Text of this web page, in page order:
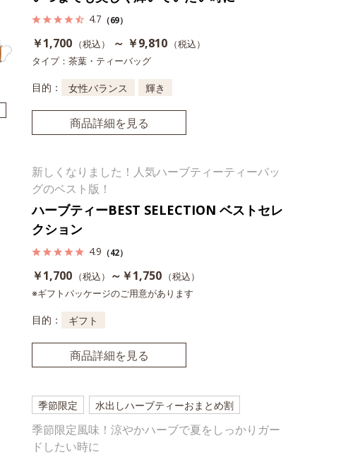
4.7 （69）
￥1,700 （税込） ～ ￥9,810 （税込）
タイプ：茶葉・ティーバッグ
目的： 女性バランス 輝き
商品詳細を見る
新しくなりました！人気ハーブティーティーバッ
グのベスト版！
ハーブティーBEST SELECTION ベストセレ
クション
4.9 （42）
￥1,700 （税込） ～￥1,750 （税込）
※ギフトパッケージのご用意があります
目的： ギフト
商品詳細を見る
季節限定 水出しハーブティーおまとめ割
季節限定風味！涼やかハーブで夏をしっかりガー
ドしたい時に